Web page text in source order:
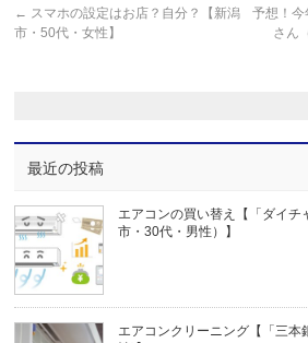
← スマホの設定はお店？自分？【新潟
市・50代・女性】
予想！今
さん
最近の投稿
エアコンの買い替え【「ダイチ
市・30代・男性）】
エアコンクリーニング【「三